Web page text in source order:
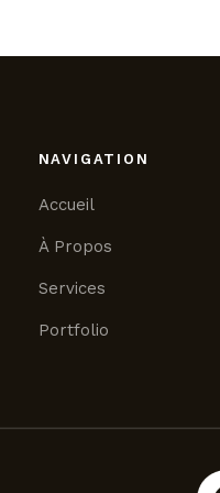
NAVIGATION
Accueil
À Propos
Services
Portfolio